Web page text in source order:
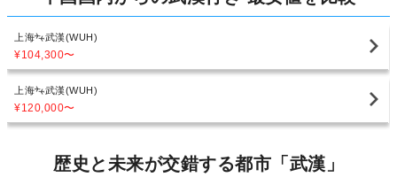
上海 武漢(WUH)
¥104,300〜
上海 武漢(WUH)
¥120,000〜
歴史と未来が交錯する都市「武漢」